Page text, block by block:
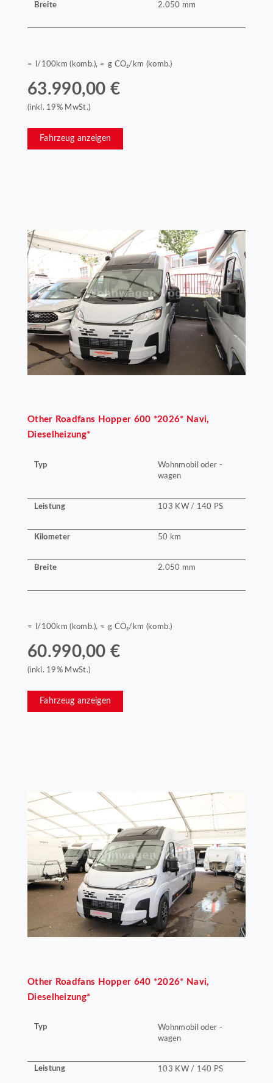
Breite 2.050 mm
≈ l/100km (komb.), ≈ g CO₂/km (komb.)
63.990,00 €
(inkl. 19% MwSt.)
Fahrzeug anzeigen
Other Roadfans Hopper 600 *2026* Navi,
Dieselheizung*
Typ
Wohnmobil oder -
wagen
Leistung 103 KW / 140 PS
Kilometer 50 km
Breite 2.050 mm
≈ l/100km (komb.), ≈ g CO₂/km (komb.)
60.990,00 €
(inkl. 19% MwSt.)
Fahrzeug anzeigen
Other Roadfans Hopper 640 *2026* Navi,
Dieselheizung*
Typ
Wohnmobil oder -
wagen
Leistung 103 KW / 140 PS